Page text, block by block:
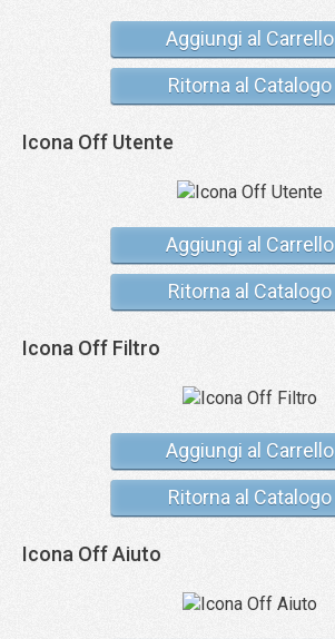
Aggiungi al Carrello
Ritorna al Catalogo
Icona Off Utente
Aggiungi al Carrello
Ritorna al Catalogo
Icona Off Filtro
Aggiungi al Carrello
Ritorna al Catalogo
Icona Off Aiuto